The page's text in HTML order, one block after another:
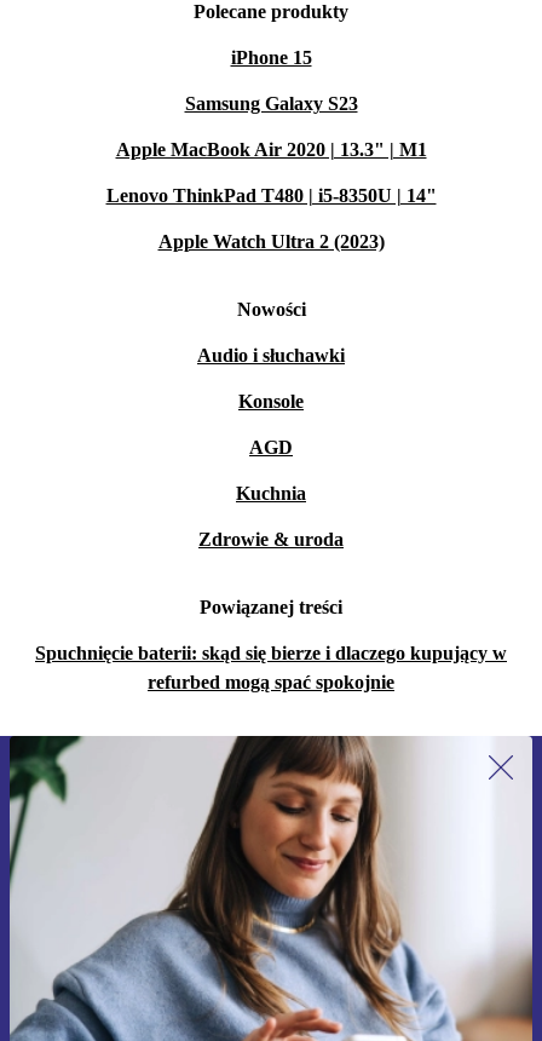
Polecane produkty
iPhone 15
Samsung Galaxy S23
Apple MacBook Air 2020 | 13.3" | M1
Lenovo ThinkPad T480 | i5-8350U | 14"
Apple Watch Ultra 2 (2023)
Nowości
Audio i słuchawki
Konsole
AGD
Kuchnia
Zdrowie & uroda
Powiązanej treści
Spuchnięcie baterii: skąd się bierze i dlaczego kupujący w
refurbed mogą spać spokojnie
Zapisz się na nasz newsletter!
Nie przegap żadnej oferty.
Zarejestruj się
Informacje na temat używania danych osobowych znajdują się w